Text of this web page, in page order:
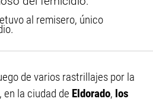
al remisero, único
de varios rastrillajes por la
en la ciudad de Eldorado, los